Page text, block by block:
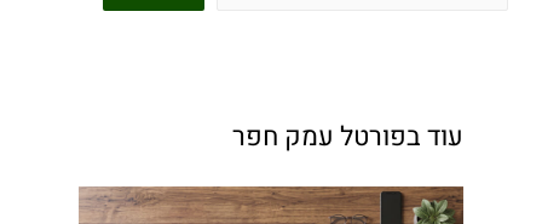
עוד בפורטל עמק חפר